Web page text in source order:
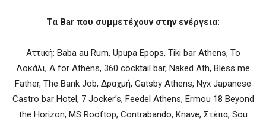
Tα Bar που συμμετέχουν στην ενέργεια:
Αττική: Baba au Rum, Upupa Epops, Τiki bar Athens, Το
Λοκάλι, Α for Athens, 360 cocktail bar, Naked Ath, Bless me
Father, The Bank Job, Δραχμή, Gatsby Athens, Nyx Japanese
Castro bar Hotel, 7 Jocker’s, Feedel Athens, Ermou 18 Beyond
the Horizon, MS Rooftop, Contrabando, Knave, Στέπα, Sou